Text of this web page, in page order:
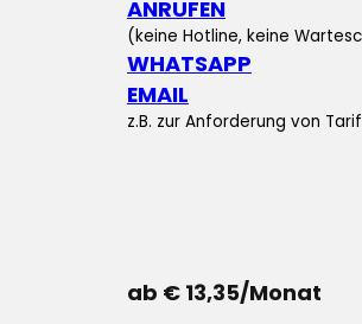
ANRUFEN
(keine Hotline, keine
WHATSAPP
EMAIL
z.B. zur Anforderung von
ab € 13,35/Monat